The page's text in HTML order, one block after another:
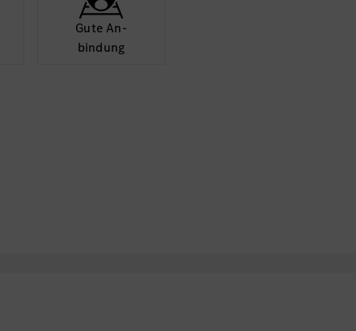
Gute An­
bindung